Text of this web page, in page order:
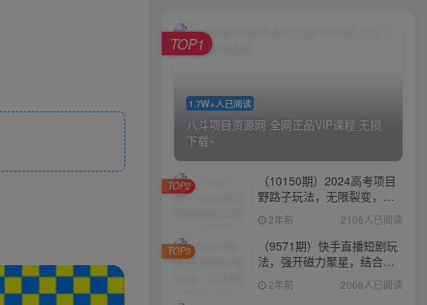
1.7W+人已阅读
八斗项目资源网 全网正品VIP课程 无损
下载~
TOP1
（10150期）2024高考项目
野路子玩法，无限裂变，最
高一天1W＋！
2年前 2106人已阅读
TOP2
（9571期）快手直播短剧玩
法，强开磁力聚星，结合多
种变现方式日入600+
2年前 2068人已阅读
TOP3